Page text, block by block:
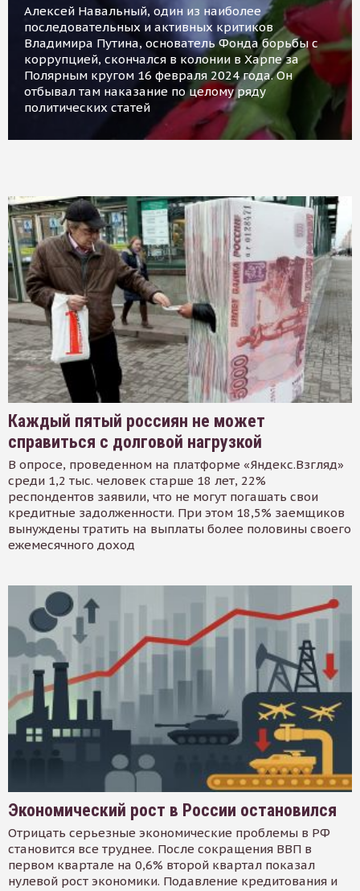
Алексей Навальный, один из наиболее
последовательных и активных критиков
Владимира Путина, основатель Фонда борьбы с
коррупцией, скончался в колонии в Харпе за
Полярным кругом 16 февраля 2024 года. Он
отбывал там наказание по целому ряду
политических статей
Каждый пятый россиян не может
справиться с долговой нагрузкой
В опросе, проведенном на платформе «Яндекс.Взгляд»
среди 1,2 тыс. человек старше 18 лет, 22%
респондентов заявили, что не могут погашать свои
кредитные задолженности. При этом 18,5% заемщиков
вынуждены тратить на выплаты более половины своего
ежемесячного доход
Экономический рост в России остановился
Отрицать серьезные экономические проблемы в РФ
становится все труднее. После сокращения ВВП в
первом квартале на 0,6% второй квартал показал
нулевой рост экономики. Подавление кредитования и